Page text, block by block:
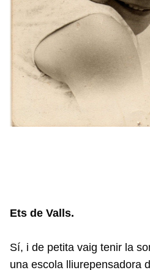
Ets de Valls.
Sí, i de petita vaig tenir la
una escola lliurepensadora